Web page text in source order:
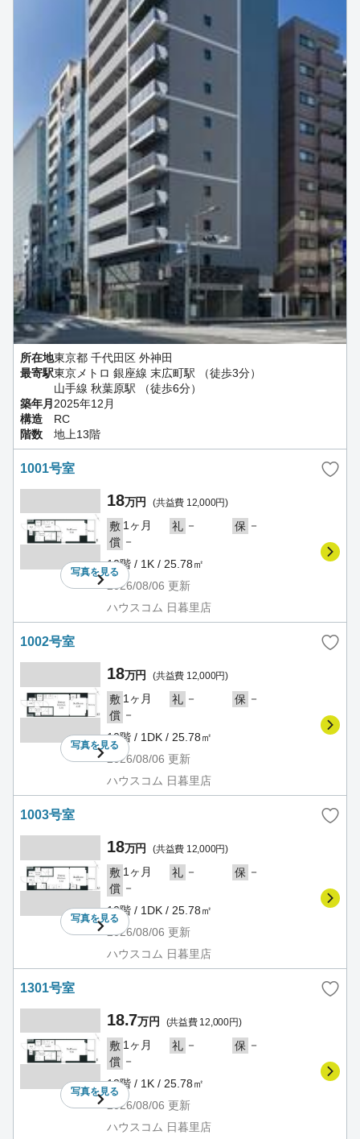
所在地東京都 千代田区 外神田
最寄駅東京メトロ 銀座線 末広町駅 （徒歩3分）
山手線 秋葉原駅 （徒歩6分）
築年月 2025年12月
構造
RC
階数
地上13階
1001号室
写真を見る
18万円 (共益費 12,000円)
敷 1ヶ月 礼 － 保 －
償 －
10階 / 1K / 25.78㎡
2026/08/06 更新
ハウスコム 日暮里店
1002号室
写真を見る
18万円 (共益費 12,000円)
敷 1ヶ月 礼 － 保 －
償 －
10階 / 1DK / 25.78㎡
2026/08/06 更新
ハウスコム 日暮里店
1003号室
写真を見る
18万円 (共益費 12,000円)
敷 1ヶ月 礼 － 保 －
償 －
10階 / 1DK / 25.78㎡
2026/08/06 更新
ハウスコム 日暮里店
1301号室
写真を見る
18.7万円 (共益費 12,000円)
敷 1ヶ月 礼 － 保 －
償 －
13階 / 1K / 25.78㎡
2026/08/06 更新
ハウスコム 日暮里店